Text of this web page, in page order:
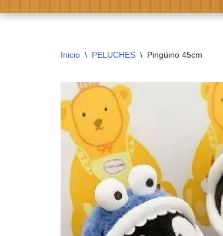
Inicio \ PELUCHES \ Pingüino 45cm